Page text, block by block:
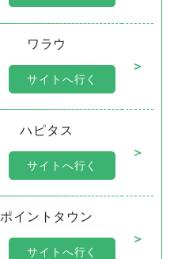
ワラウ
＞
サイトへ行く
ハピタス
＞
サイトへ行く
ポイントタウン
＞
サイトへ行く